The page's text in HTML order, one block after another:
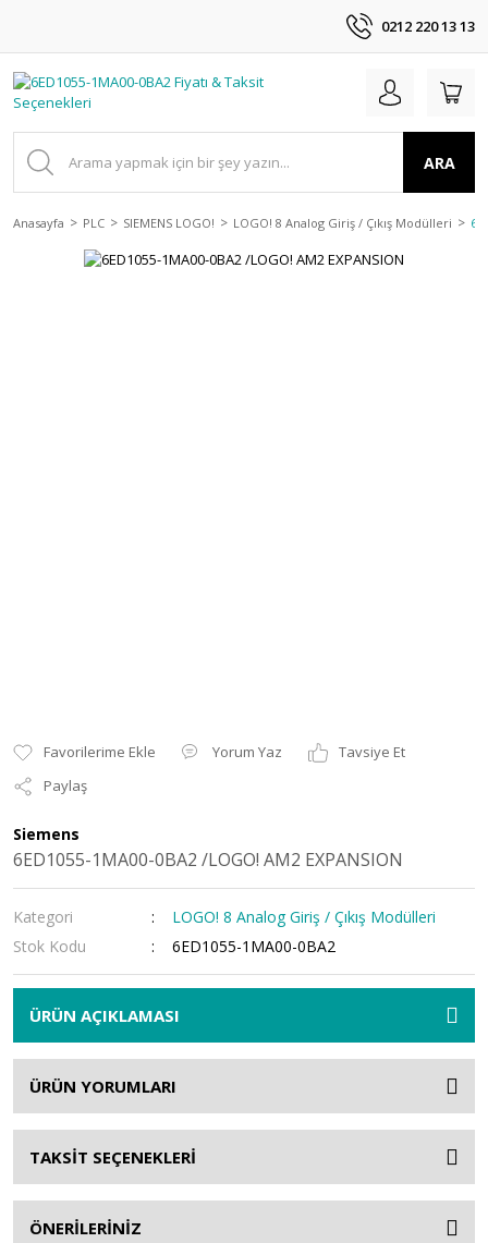
0212 220 13 13
ARA
Anasayfa PLC SIEMENS LOGO! LOGO! 8 Analog Giriş / Çıkış Modülleri
Yorum Yaz
Tavsiye Et
Paylaş
Siemens
6ED1055-1MA00-0BA2 /LOGO! AM2 EXPANSION
Kategori
LOGO! 8 Analog Giriş / Çıkış Modülleri
Stok Kodu
6ED1055-1MA00-0BA2
ÜRÜN AÇIKLAMASI
ÜRÜN YORUMLARI
TAKSİT SEÇENEKLERİ
ÖNERİLERİNİZ